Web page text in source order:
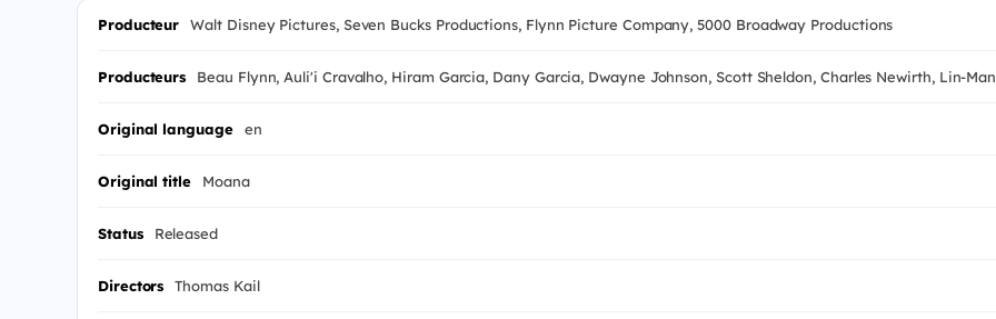
Producteur Walt Disney Pictures, Seven Bucks Productions, Flynn Picture Company, 5000 Broadway Productions
Producteurs Beau Flynn, Auli'i Cravalho, Hiram Garcia, Dany Garcia, Dwayne Johnson, Scott Sheldon, Charles Newirth, Lin-
Original language en
Original title Moana
Status Released
Directors Thomas Kail